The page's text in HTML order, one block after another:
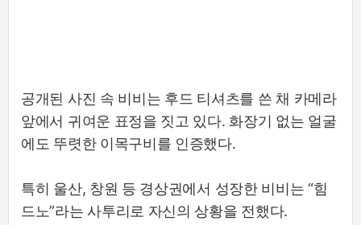
공개된 사진 속 비비는 후드 티셔츠를 쓴 채 카메라
앞에서 귀여운 표정을 짓고 있다. 화장기 없는 얼굴
에도 뚜렷한 이목구비를 인증했다.
특히 울산, 창원 등 경상권에서 성장한 비비는 “힘
드노”라는 사투리로 자신의 상황을 전했다.